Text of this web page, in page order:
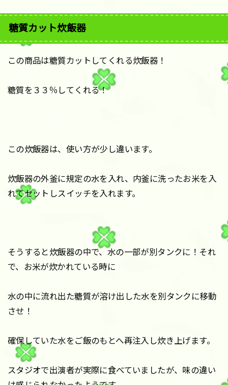
糖質カット炊飯器
この商品は糖質カットしてくれる炊飯器！
糖質を３３％してくれる！
この炊飯器は、使い方が少し違います。
炊飯器の外釜に規定の水を入れ、内釜に洗ったお米を入
れてセットしスイッチを入れます。
そうすると炊飯器の中で、水の一部が別タンクに！それ
で、お米が炊かれている時に
水の中に流れ出た糖質が溶け出した水を別タンクに移動
させ！
確保していた水をご飯のもとへ再注入し炊き上げます。
スタジオで出演者が実際に食べていましたが、味の違い